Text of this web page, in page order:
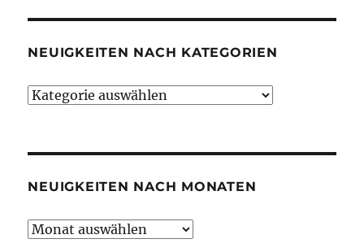
NEUIGKEITEN NACH KATEGORIEN
Neuigkeiten
NEUIGKEITEN NACH MONATEN
Neuigkeiten